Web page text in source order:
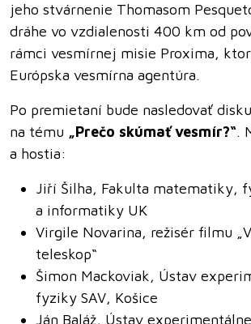
jeho stvárnenie Thomasom
dráhe vo vzdialenosti 400 km od
rámci vesmírnej misie Proxima,
Európska vesmírna agentúra.
Po premietaní bude nasledovať
na tému „Prečo skúmať vesmír?“.
a hostia:
Jiří Šilha, Fakulta matematiky,
a informatiky UK
Virgile Novarina, režisér filmu
teleskop“
Šimon Mackoviak, Ústav
fyziky SAV, Košice
Ján Baláž, Ústav